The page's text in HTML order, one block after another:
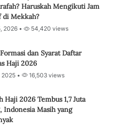
Haruskah Mengikuti Jam
di Mekkah?
2026 • 54,420 views
dan Syarat Daftar
Haji 2026
2025 • 16,503 views
Haji 2026 Tembus 1,7 Juta
Indonesia Masih yang